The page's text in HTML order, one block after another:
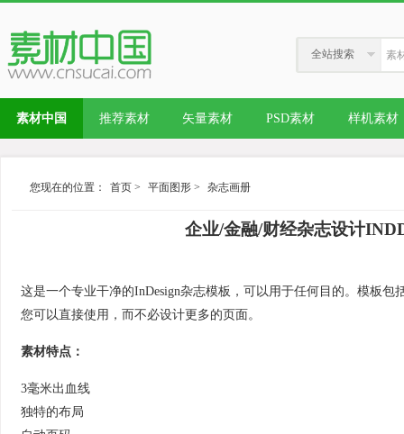
全站搜索
素材中国 推荐素材 矢量素材 PSD素材 样机素材
您现在的位置： 首页 > 平面图形 > 杂志画册
企业/金融/财经杂志设计
这是一个专业干净的InDesign杂志模板，可以用于任何目的。模板
您可以直接使用，而不必设计更多的页面。
素材特点：
3毫米出血线
独特的布局